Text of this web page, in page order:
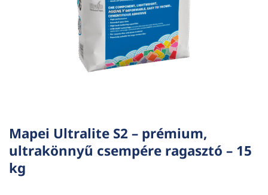
Mapei Ultralite S2 – prémium,
ultrakönnyű csempére ragasztó – 15
kg